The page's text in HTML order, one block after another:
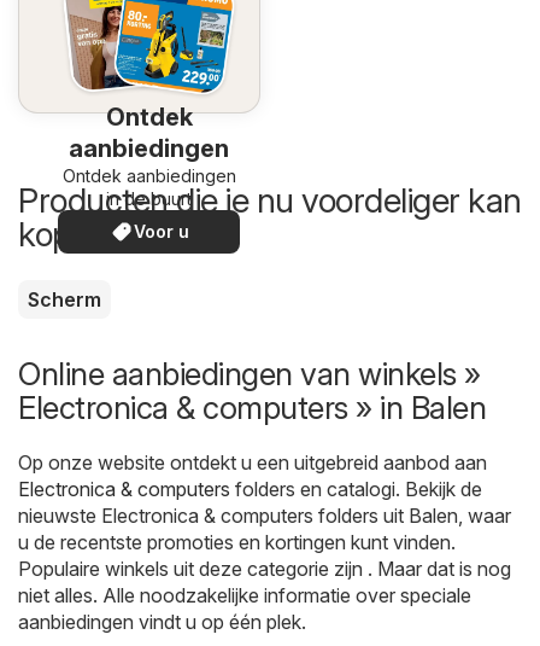
Ontdek
aanbiedingen
Ontdek aanbiedingen
in de buurt
Voor u
Producten die je nu voordeliger kan
kopen
Scherm
Online aanbiedingen van winkels »
Electronica & computers » in Balen
Op onze website ontdekt u een uitgebreid aanbod aan
Electronica & computers folders en catalogi. Bekijk de
nieuwste Electronica & computers folders uit Balen, waar
u de recentste promoties en kortingen kunt vinden.
Populaire winkels uit deze categorie zijn . Maar dat is nog
niet alles. Alle noodzakelijke informatie over speciale
aanbiedingen vindt u op één plek.